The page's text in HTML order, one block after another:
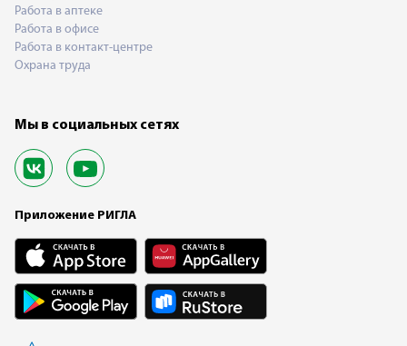
Работа в аптеке
Работа в офисе
Работа в контакт-центре
Охрана труда
Мы в социальных сетях
Приложение РИГЛА